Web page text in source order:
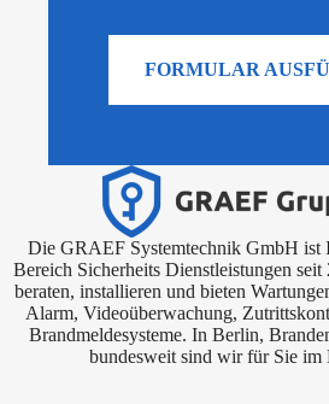
FORMULAR
Die GRAEF Systemtechnik GmbH ist
Bereich Sicherheits Dienstleistungen
beraten, installieren und bieten
Alarm, Videoüberwachung,
Brandmeldesysteme. In Berlin,
bundesweit sind wir für Sie im